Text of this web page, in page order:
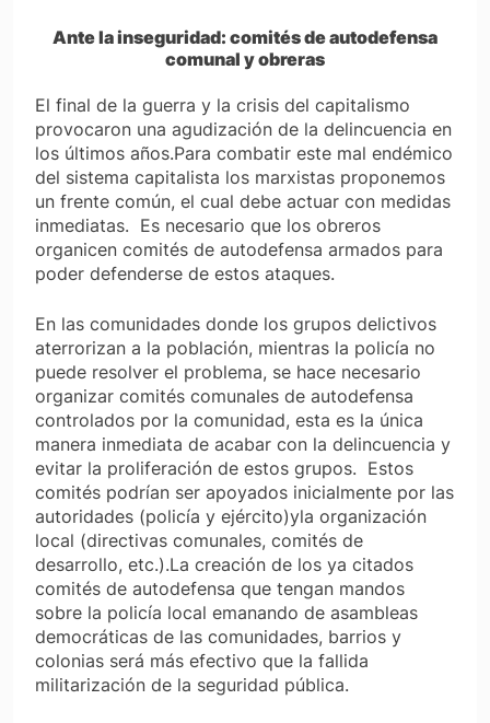
Ante la inseguridad: comités de autodefensa
comunal y obreras
El final de la guerra y la crisis del capitalismo
provocaron una agudización de la delincuencia en
los últimos años.Para combatir este mal endémico
del sistema capitalista los marxistas proponemos
un frente común, el cual debe actuar con medidas
inmediatas. Es necesario que los obreros
organicen comités de autodefensa armados para
poder defenderse de estos ataques.
En las comunidades donde los grupos delictivos
aterrorizan a la población, mientras la policía no
puede resolver el problema, se hace necesario
organizar comités comunales de autodefensa
controlados por la comunidad, esta es la única
manera inmediata de acabar con la delincuencia y
evitar la proliferación de estos grupos. Estos
comités podrían ser apoyados inicialmente por las
autoridades (policía y ejército)yla organización
local (directivas comunales, comités de
desarrollo, etc.).La creación de los ya citados
comités de autodefensa que tengan mandos
sobre la policía local emanando de asambleas
democráticas de las comunidades, barrios y
colonias será más efectivo que la fallida
militarización de la seguridad pública.